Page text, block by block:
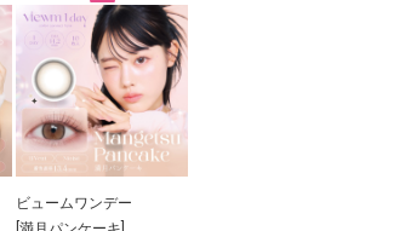
ビュームワンデー